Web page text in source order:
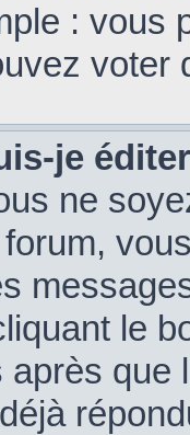
: vous
voter
je
ne
le
après que